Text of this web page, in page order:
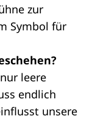
zur
Symbol für
leere
endlich
unsere